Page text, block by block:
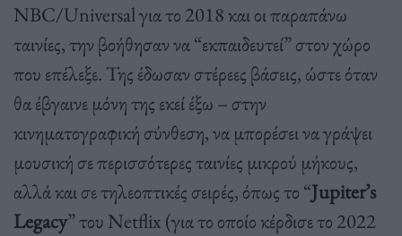
NBC/Universal για το 2018 και οι παραπάνω
ταινίες, την βοήθησαν να “εκπαιδευτεί” στον χώρο
που επέλεξε. Της έδωσαν στέρεες βάσεις, ώστε όταν
θα έβγαινε μόνη της εκεί έξω – στην
κινηματογραφική σύνθεση, να μπορέσει να γράψει
μουσική σε περισσότερες ταινίες μικρού μήκους,
αλλά και σε τηλεοπτικές σειρές, όπως το “Jupiter’s
Legacy” του Netflix (για το οποίο κέρδισε το 2022